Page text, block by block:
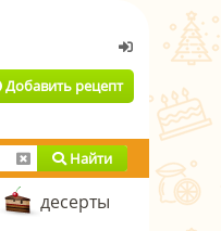
Добавить рецепт
Найти
десерты